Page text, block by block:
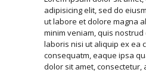
adipisicing elit, sed do
ut labore et dolore magna
minim veniam, quis
laboris nisi ut aliquip ex ea
consequatm, eaque ipsa
dolor sit amet, consectetur,